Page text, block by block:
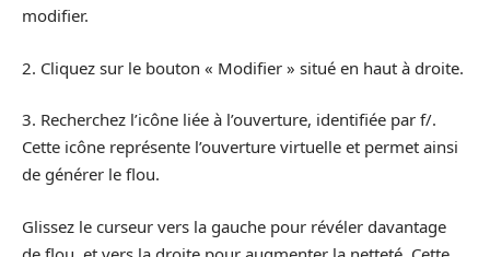
modifier.
2. Cliquez sur le bouton « Modifier » situé en haut à droite.
3. Recherchez l’icône liée à l’ouverture, identifiée par f/.
Cette icône représente l’ouverture virtuelle et permet ainsi
de générer le flou.
Glissez le curseur vers la gauche pour révéler davantage